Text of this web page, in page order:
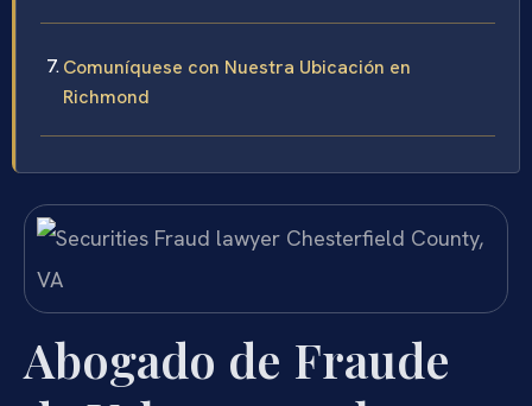
Comuníquese con Nuestra Ubicación en
Richmond
Abogado de Fraude